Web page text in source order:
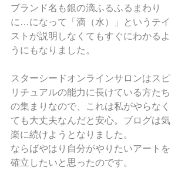
ブランド名も銀の滴ふるふるまわり
に…になって「滴（水）」というテイ
ストが説明しなくてもすぐにわかるよ
うにもなりました。
スターシードオンラインサロンはスピ
リチュアルの能力に長けている方たち
の集まりなので、これは私がやらなく
ても大丈夫なんだと安心。ブログは気
楽に続けようとなりました。
ならばやはり自分がやりたいアートを
確立したいと思ったのです。